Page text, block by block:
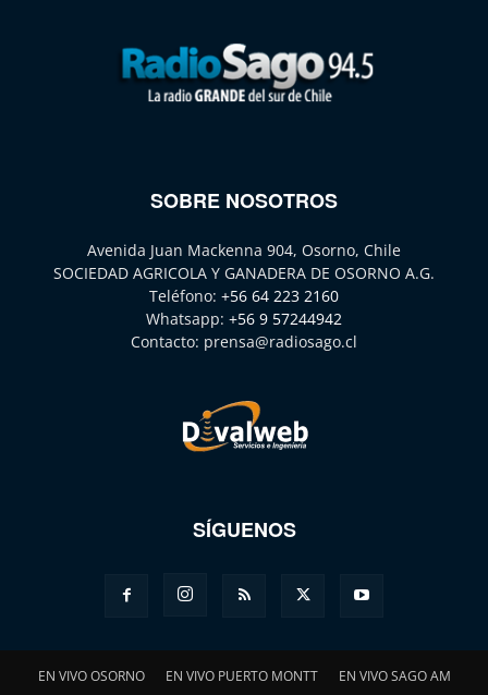
SOBRE NOSOTROS
Avenida Juan Mackenna 904, Osorno, Chile
SOCIEDAD AGRICOLA Y GANADERA DE OSORNO A.G.
Teléfono: +56 64 223 2160
Whatsapp: +56 9 57244942
Contacto: prensa@radiosago.cl
SÍGUENOS
EN VIVO OSORNO EN VIVO PUERTO MONTT EN VIVO SAGO AM